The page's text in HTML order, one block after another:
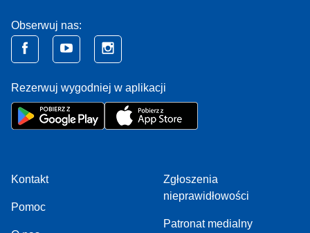
Obserwuj nas:
Rezerwuj wygodniej w aplikacji
Kontakt
Pomoc
Zgłoszenia
nieprawidłowości
Patronat medialny